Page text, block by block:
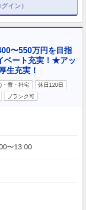
イン）
〜550万円を目指
ベート充実！★アッ
生充実！
・寮・社宅
休日120日
ブランク可
〜13:00